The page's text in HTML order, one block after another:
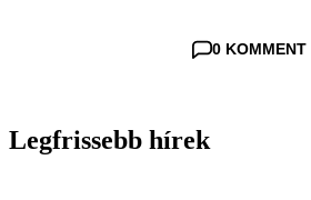
0 KOMMENT
Legfrissebb hírek